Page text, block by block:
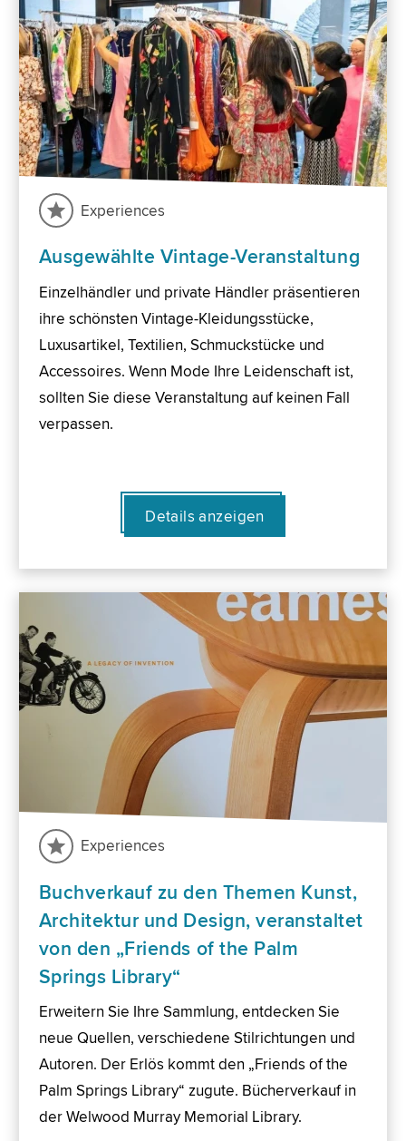
Experiences
Ausgewählte Vintage-Veranstaltung
Einzelhändler und private Händler präsentieren
ihre schönsten Vintage-Kleidungsstücke,
Luxusartikel, Textilien, Schmuckstücke und
Accessoires. Wenn Mode Ihre Leidenschaft ist,
sollten Sie diese Veranstaltung auf keinen Fall
verpassen.
Details anzeigen
Experiences
Buchverkauf zu den Themen Kunst,
Architektur und Design, veranstaltet
von den „Friends of the Palm
Springs Library“
Erweitern Sie Ihre Sammlung, entdecken Sie
neue Quellen, verschiedene Stilrichtungen und
Autoren. Der Erlös kommt den „Friends of the
Palm Springs Library“ zugute. Bücherverkauf in
der Welwood Murray Memorial Library.